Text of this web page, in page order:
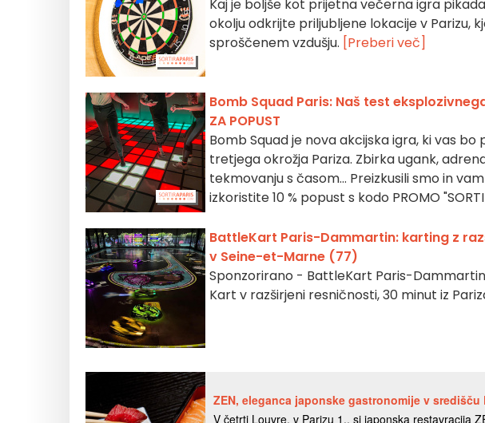
Kaj je boljše kot prijetna večerna igra
okolju odkrijte priljubljene lokacije v Parizu,
sproščenem vzdušju. [Preberi več]
Bomb Squad Paris: Naš test
ZA POPUST
Bomb Squad je nova akcijska igra, ki vas
tretjega okrožja Pariza. Zbirka ugank,
tekmovanju s časom... Preizkusili smo in
izkoristite 10 % popust s kodo PROMO
BattleKart Paris-Dammartin: karting z
v Seine-et-Marne (77)
Sponzorirano - BattleKart Paris-
Kart v razširjeni resničnosti, 30 minut iz